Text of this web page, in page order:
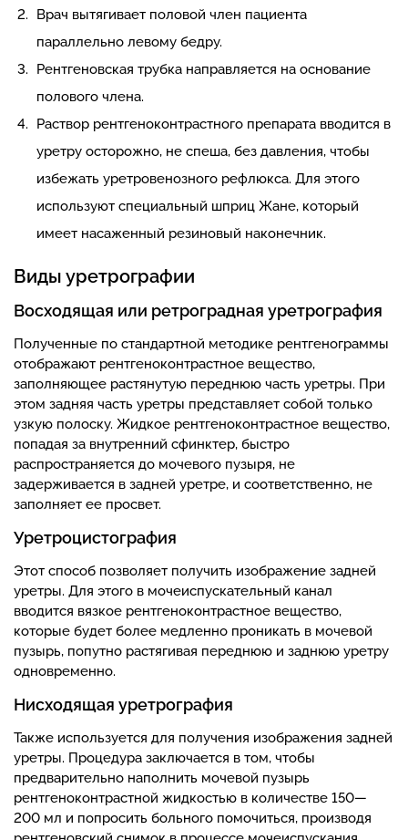
Врач вытягивает половой член пациента
параллельно левому бедру.
Рентгеновская трубка направляется на основание
полового члена.
Раствор рентгеноконтрастного препарата вводится в
уретру осторожно, не спеша, без давления, чтобы
избежать уретровенозного рефлюкса. Для этого
используют специальный шприц Жане, который
имеет насаженный резиновый наконечник.
Виды уретрографии
Восходящая или ретроградная уретрография
Полученные по стандартной методике рентгенограммы
отображают рентгеноконтрастное вещество,
заполняющее растянутую переднюю часть уретры. При
этом задняя часть уретры представляет собой только
узкую полоску. Жидкое рентгеноконтрастное вещество,
попадая за внутренний сфинктер, быстро
распространяется до мочевого пузыря, не
задерживается в задней уретре, и соответственно, не
заполняет ее просвет.
Уретроцистография
Этот способ позволяет получить изображение задней
уретры. Для этого в мочеиспускательный канал
вводится вязкое рентгеноконтрастное вещество,
которые будет более медленно проникать в мочевой
пузырь, попутно растягивая переднюю и заднюю уретру
одновременно.
Нисходящая уретрография
Также используется для получения изображения задней
уретры. Процедура заключается в том, чтобы
предварительно наполнить мочевой пузырь
рентгеноконтрастной жидкостью в количестве 150—
200 мл и попросить больного помочиться, производя